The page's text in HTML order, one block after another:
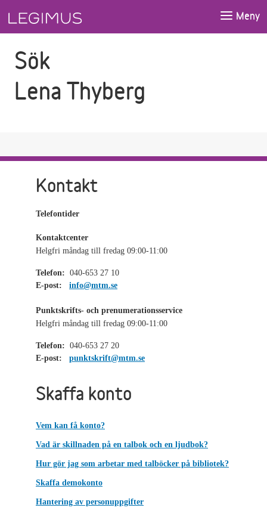
Meny
Sök
Lena Thyberg
Kontakt
Telefontider
Kontaktcenter
Helgfri måndag till fredag 09:00-11:00
Telefon: 040-653 27 10
E-post:
info@mtm.se
Punktskrifts- och prenumerationsservice
Helgfri måndag till fredag 09:00-11:00
Telefon: 040-653 27 20
E-post:
punktskrift@mtm.se
Skaffa konto
Vem kan få konto?
Vad är skillnaden på en talbok och en ljudbok?
Hur gör jag som arbetar med talböcker på bibliotek?
Skaffa demokonto
Hantering av personuppgifter